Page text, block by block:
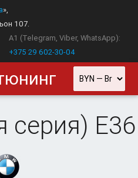
»,
107.
A1 (Telegram, Viber, WhatsApp):
+375 29 602-30-04
серия) E36